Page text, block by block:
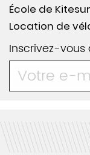
École de
Location de
Inscrivez-vous